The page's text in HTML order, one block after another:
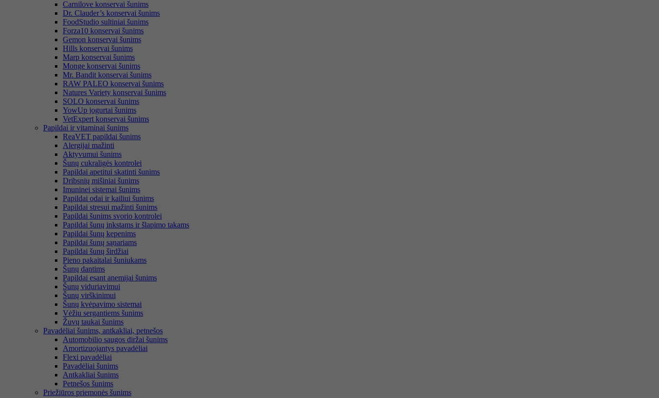
Carnilove konservai šunims
Dr. Clauder’s konservai šunims
FoodStudio sultiniai šunims
Forza10 konservai šunims
Gemon konservai šunims
Hills konservai šunims
Marp konservai šunims
Monge konservai šunims
Mr. Bandit konservai šunims
RAW PALEO konservai šunims
Natures Variety konservai šunims
SOLO konservai šunims
YowUp jogurtai šunims
VetExpert konservai šunims
Papildai ir vitaminai šunims
ReaVET papildai šunims
Alergijai mažinti
Aktyvumui šunims
Šunų cukraligės kontrolei
Papildai apetitui skatinti šunims
Dribsnių mišiniai šunims
Imuninei sistemai šunims
Papildai odai ir kailiui šunims
Papildai stresui mažinti šunims
Papildai šunims svorio kontrolei
Papildai šunų inkstams ir šlapimo takams
Papildai šunų kepenims
Papildai šunų sąnariams
Papildai šunų širdžiai
Pieno pakaitalai šuniukams
Šunų dantims
Papildai esant anemijai šunims
Šunų viduriavimui
Šunų virškinimui
Šunų kvėpavimo sistemai
Vėžiu sergantiems šunims
Žuvų taukai šunims
Pavadėliai šunims, antkakliai, petnešos
Automobilio saugos diržai šunims
Amortizuojantys pavadėliai
Flexi pavadėliai
Pavadėliai šunims
Antkakliai šunims
Petnešos šunims
Priežiūros priemonės šunims